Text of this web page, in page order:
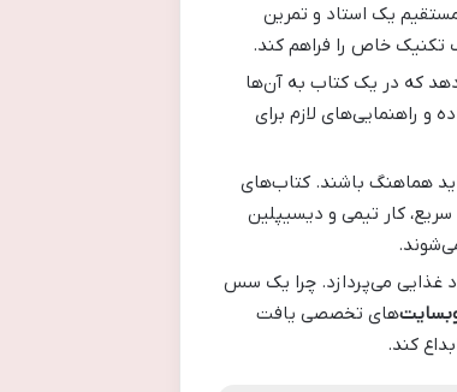
یک استاد و تمرین
تکنیک خاص را فراهم کند.
که در یک کتاب به آن‌ها
راهنمایی‌های لازم برای
هماهنگ باشند. کتاب‌های
کار تیمی و دیسیپلین
غذایی می‌پردازد. چرا یک سس
‌های تخصصی یافت
کند.